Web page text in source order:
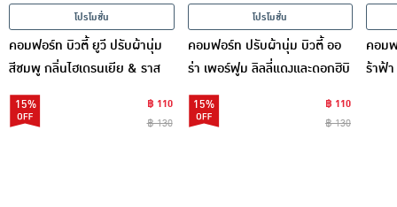
โปรโมชั่น
คอมฟอร์ท บิวตี้ ยูวี ปรับผ้านุ่ม
สีชมพู กลิ่นไฮเดรนเยีย & ราส
เบอร์รี่ 450 มล.
15%
฿ 110
฿ 130
โปรโมชั่น
คอมฟอร์ท ปรับผ้านุ่ม บิวตี้ ออ
ร่า เพอร์ฟูม ลิลลี่แดงและดอกฮิบิ
สคัส 470 มล.
15%
฿ 110
฿ 130
คอม
ร้าฟ้